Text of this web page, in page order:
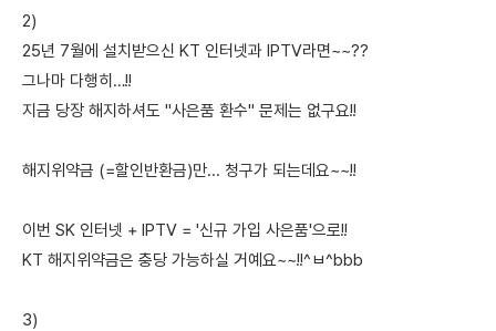
2)
25년 7월에 설치받으신 KT 인터넷과 IPTV라면~~??
그나마 다행히…!!
지금 당장 해지하셔도 "사은품 환수" 문제는 없구요!!
해지위약금 (=할인반환금)만... 청구가 되는데요~~!!
이번 SK 인터넷 + IPTV = '신규 가입 사은품'으로!!
KT 해지위약금은 충당 가능하실 거예요~~!!^ㅂ^bbb
3)